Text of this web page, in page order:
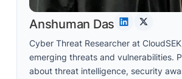
Anshuman Das
Cyber Threat Researcher at
emerging threats and vulnerabilities.
about threat intelligence, security